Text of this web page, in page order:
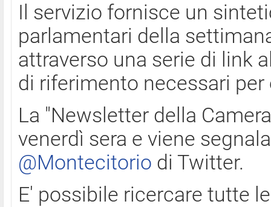
Il servizio fornisce un
parlamentari della
attraverso una serie di link
di riferimento necessari
La "Newsletter della
venerdì sera e viene
@Montecitorio di Twitter.
E' possibile ricercare tutte